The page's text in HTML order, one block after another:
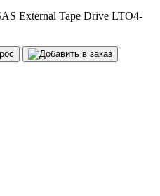
External Tape Drive LTO4-